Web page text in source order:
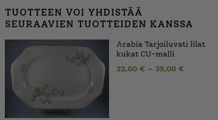
TUOTTEEN VOI YHDISTÄÄ
SEURAAVIEN TUOTTEIDEN KANSSA
Arabia Tarjoiluvati lilat
kukat CU-malli
22,00 € – 35,00 €